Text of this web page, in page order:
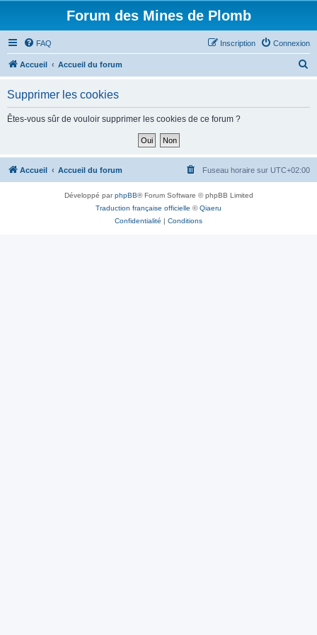
Forum des Mines de Plomb
FAQ Connexion
Inscription
Accueil Accueil du forum
h
Supprimer les cookies
Êtes-vous sûr de vouloir supprimer les cookies de ce forum ?
Accueil Accueil du forum Fuseau horaire sur UTC+02:00
Développé parphpBB® Forum Software © phpBB Limited
Traduction française officielle ©Qiaeru
Confidentialité | Conditions